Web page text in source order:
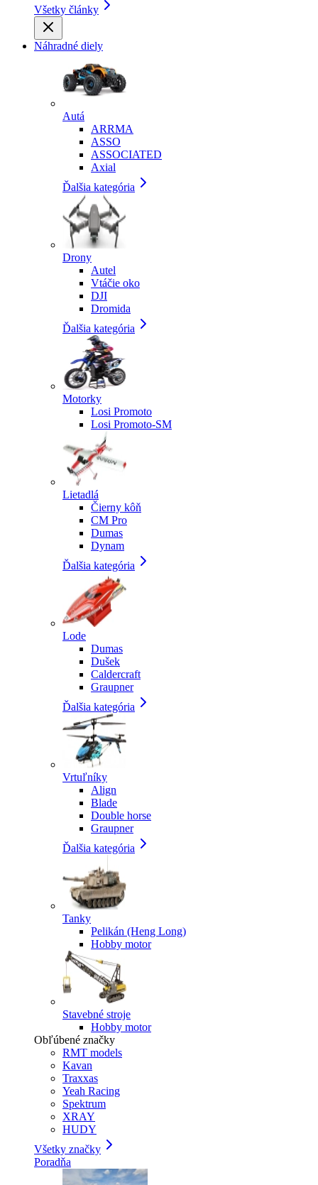
Všetky články
Náhradné diely
Autá
ARRMA
ASSO
ASSOCIATED
Axial
Ďalšia kategória
Drony
Autel
Vtáčie oko
DJI
Dromida
Ďalšia kategória
Motorky
Losi Promoto
Losi Promoto-SM
Lietadlá
Čierny kôň
CM Pro
Dumas
Dynam
Ďalšia kategória
Lode
Dumas
Dušek
Caldercraft
Graupner
Ďalšia kategória
Vrtuľníky
Align
Blade
Double horse
Graupner
Ďalšia kategória
Tanky
Pelikán (Heng Long)
Hobby motor
Stavebné stroje
Hobby motor
Obľúbené značky
RMT models
Kavan
Traxxas
Yeah Racing
Spektrum
XRAY
HUDY
Všetky značky
Poradňa